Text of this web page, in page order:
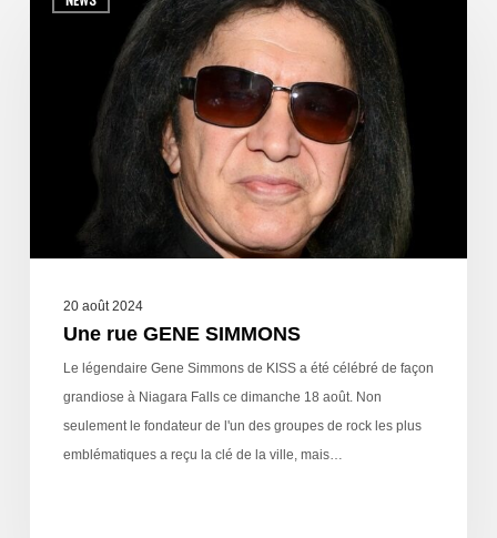
20 août 2024
Une rue GENE SIMMONS
Le légendaire Gene Simmons de KISS a été célébré de façon
grandiose à Niagara Falls ce dimanche 18 août. Non
seulement le fondateur de l'un des groupes de rock les plus
emblématiques a reçu la clé de la ville, mais…